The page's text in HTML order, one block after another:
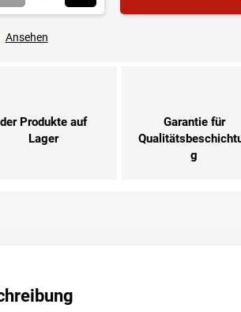
Ansehen
der Produkte auf
Lager
Garantie für
g